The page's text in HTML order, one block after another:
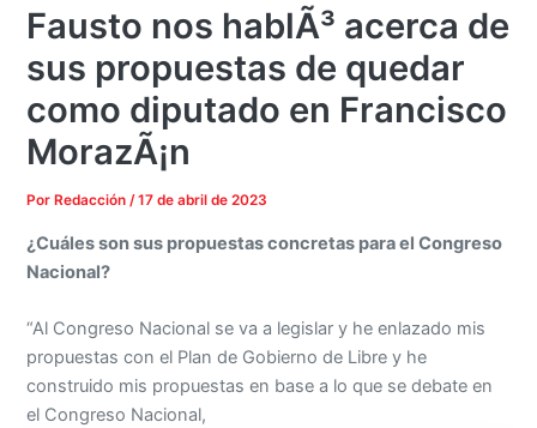
Fausto nos hablÃ³ acerca de
sus propuestas de quedar
como diputado en Francisco
MorazÃ¡n
Por Redacción/17 de abril de 2023
¿Cuáles son sus propuestas concretas para el Congreso
Nacional?
“Al Congreso Nacional se va a legislar y he enlazado mis
propuestas con el Plan de Gobierno de Libre y he
construido mis propuestas en base a lo que se debate en
el Congreso Nacional,